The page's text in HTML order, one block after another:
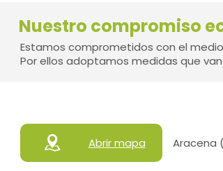
Nuestro compromiso
Estamos comprometidos con el
Por ellos adoptamos medidas que
Abrir mapa Aracena